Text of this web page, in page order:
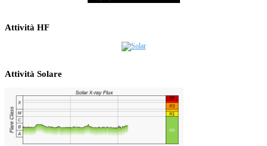
Attività HF
Attività Solare